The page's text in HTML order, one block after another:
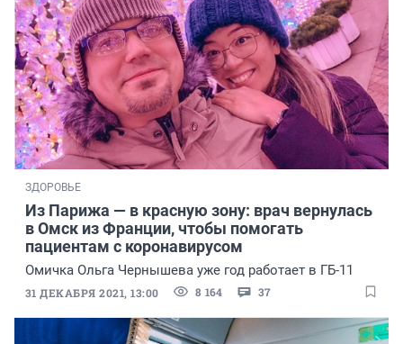
ЗДОРОВЬЕ
Из Парижа — в красную зону: врач вернулась
в Омск из Франции, чтобы помогать
пациентам с коронавирусом
Омичка Ольга Чернышева уже год работает в ГБ-11
31 ДЕКАБРЯ 2021, 13:00 8 164 37